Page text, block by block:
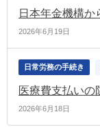
2026年6月19日
日常労務の手続き
2026年6月18日